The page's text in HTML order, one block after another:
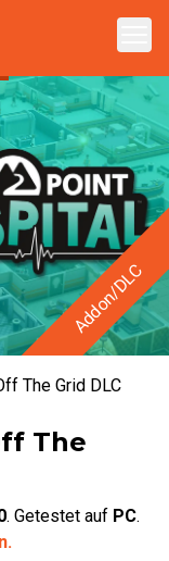
Addon/DLC
The Grid DLC
The
. Getestet auf PC.